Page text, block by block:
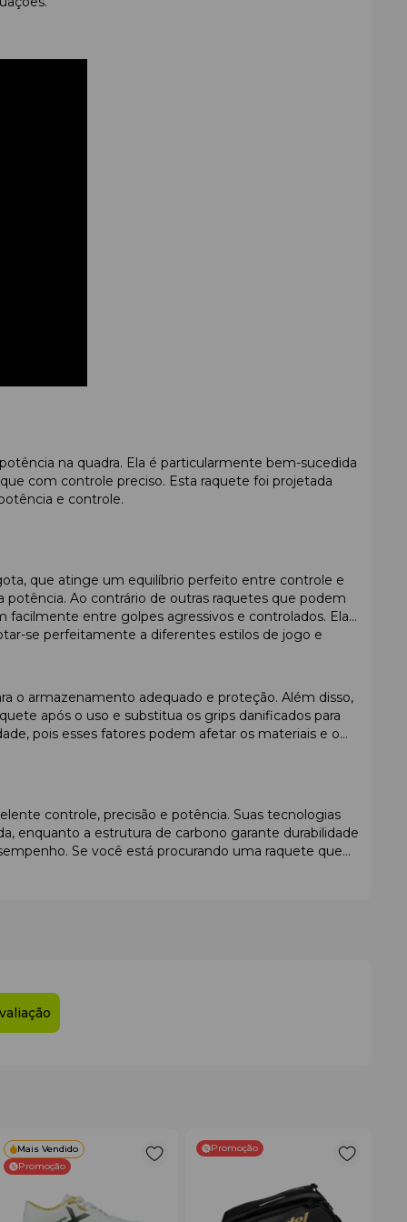
na quadra. Ela é particularmente bem-sucedida
com controle preciso. Esta raquete foi projetada
e controle.
que atinge um equilíbrio perfeito entre controle e
Ao contrário de outras raquetes que podem
entre golpes agressivos e controlados. Ela
se perfeitamente a diferentes estilos de jogo e
o armazenamento adequado e proteção. Além disso,
após o uso e substitua os grips danificados para
pois esses fatores podem afetar os materiais e o
controle, precisão e potência. Suas tecnologias
enquanto a estrutura de carbono garante durabilidade
Se você está procurando uma raquete que
Mais Vendido
Promoção
Promoção